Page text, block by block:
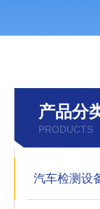
产品分
PRODUCTS
汽车检测设